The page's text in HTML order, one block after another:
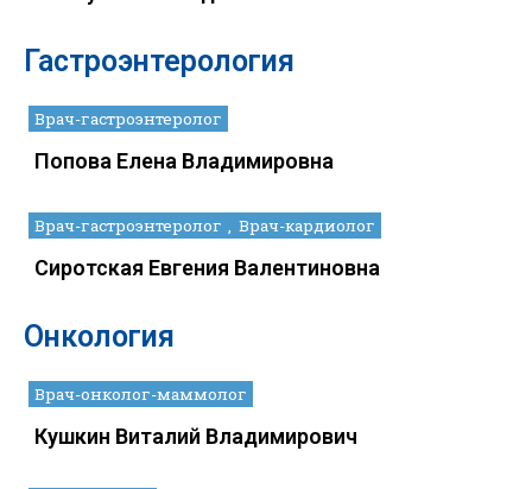
Гастроэнтерология
Врач-гастроэнтеролог
Попова Елена Владимировна
Врач-гастроэнтеролог Врач-кардиолог
Сиротская Евгения Валентиновна
Онкология
Врач-онколог-маммолог
Кушкин Виталий Владимирович